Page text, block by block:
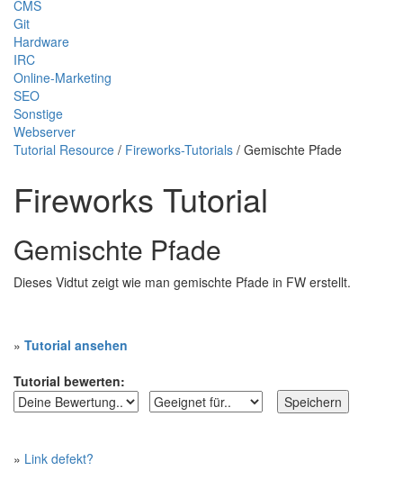
CMS
Git
Hardware
IRC
Online-Marketing
SEO
Sonstige
Webserver
Tutorial Resource / Fireworks-Tutorials / Gemischte Pfade
Fireworks Tutorial
Gemischte Pfade
Dieses Vidtut zeigt wie man gemischte Pfade in FW erstellt.
» Tutorial ansehen
Tutorial bewerten:
» Link defekt?